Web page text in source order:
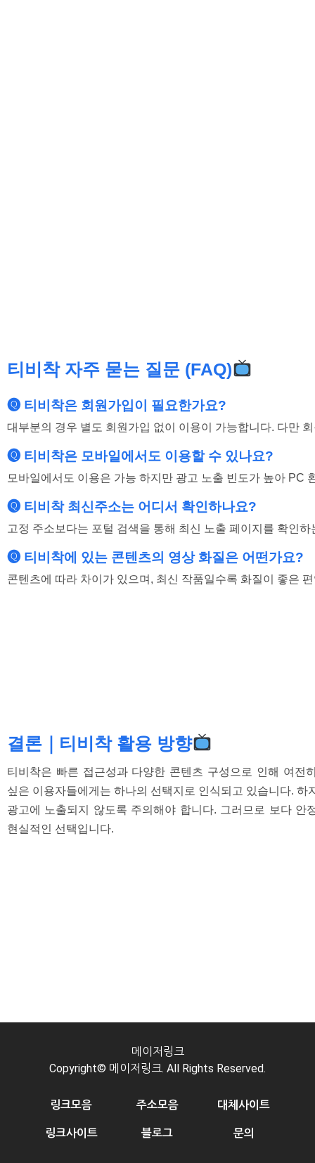
티비착 자주 묻는 질문 (FAQ)
🅠 티비착은 회원가입이 필요한가요?
대부분의 경우 별도 회원가입 없이 이용이 가능합니다. 다만
🅠 티비착은 모바일에서도 이용할 수 있나요?
모바일에서도 이용은 가능 하지만 광고 노출 빈도가 높아 PC
🅠 티비착 최신주소는 어디서 확인하나요?
고정 주소보다는 포털 검색을 통해 최신 노출 페이지를 확인
🅠 티비착에 있는 콘텐츠의 영상 화질은 어떤가요?
콘텐츠에 따라 차이가 있으며, 최신 작품일수록 화질이 좋은
결론｜티비착 활용 방향
티비착은 빠른 접근성과 다양한 콘텐츠 구성으로 인해 여전
싶은 이용자들에게는 하나의 선택지로 인식되고 있습니다.
광고에 노출되지 않도록 주의해야 합니다. 그러므로 보다
현실적인 선택입니다.
메이저링크
Copyright© 메이저링크. All Rights Reserved.
링크모음 주소모음 대체사이트
링크사이트 블로그 문의